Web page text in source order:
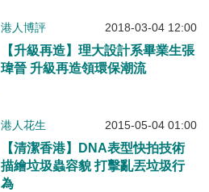
港人博評 2018-03-04 12:00
【升級再造】理大設計系畢業生張
瑋晉 升級再造領環保潮流
港人花生 2015-05-04 01:00
【清潔香港】DNA表型快拍技術
描繪垃圾蟲容貌 打擊亂丟垃圾行
為